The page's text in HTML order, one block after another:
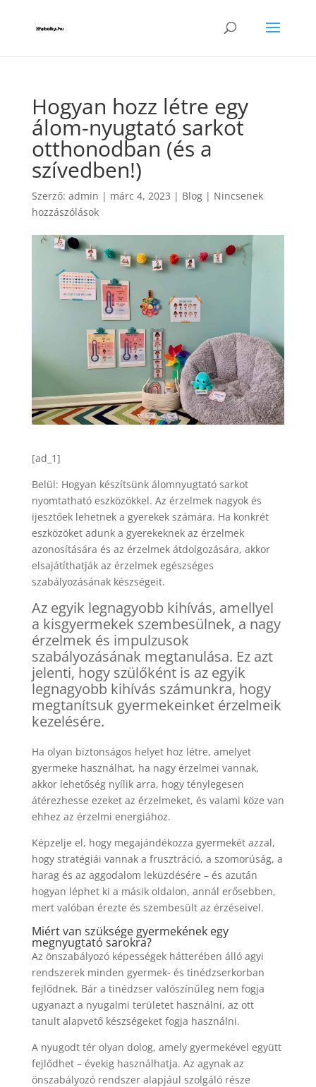
Hogyan hozz létre egy
álom-nyugtató sarkot
otthonodban (és a
szívedben!)
Szerző: admin | márc 4, 2023 | Blog| Nincsenek
hozzászólások
[ad_1]
Belül: Hogyan készítsünk álomnyugtató sarkot
nyomtatható eszközökkel. Az érzelmek nagyok és
ijesztőek lehetnek a gyerekek számára. Ha konkrét
eszközöket adunk a gyerekeknek az érzelmek
azonosítására és az érzelmek átdolgozására, akkor
elsajátíthatják az érzelmek egészséges
szabályozásának készségeit.
Az egyik legnagyobb kihívás, amellyel
a kisgyermekek szembesülnek, a nagy
érzelmek és impulzusok
szabályozásának megtanulása. Ez azt
jelenti, hogy szülőként is az egyik
legnagyobb kihívás számunkra, hogy
megtanítsuk gyermekeinket érzelmeik
kezelésére.
Ha olyan biztonságos helyet hoz létre, amelyet
gyermeke használhat, ha nagy érzelmei vannak,
akkor lehetőség nyílik arra, hogy ténylegesen
átérezhesse ezeket az érzelmeket, és valami köze van
ehhez az érzelmi energiához.
Képzelje el, hogy megajándékozza gyermekét azzal,
hogy stratégiái vannak a frusztráció, a szomorúság, a
harag és az aggodalom leküzdésére – és azután
hogyan léphet ki a másik oldalon, annál erősebben,
mert valóban érezte és szembesült az érzéseivel.
Miért van szüksége gyermekének egy
megnyugtató sarokra?
Az önszabályozó képességek hátterében álló agyi
rendszerek minden gyermek- és tinédzserkorban
fejlődnek. Bár a tinédzser valószínűleg nem fogja
ugyanazt a nyugalmi területet használni, az ott
tanult alapvető készségeket fogja használni.
A nyugodt tér olyan dolog, amely gyermekével együtt
fejlődhet – évekig használhatja. Az agynak az
önszabályozó rendszer alapjául szolgáló része